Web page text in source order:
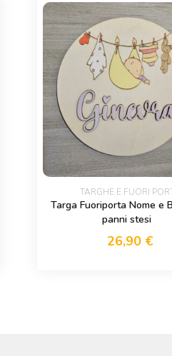
TARGHE E FUORI
Targa Fuoriporta Nome e
panni stesi
26,90 €